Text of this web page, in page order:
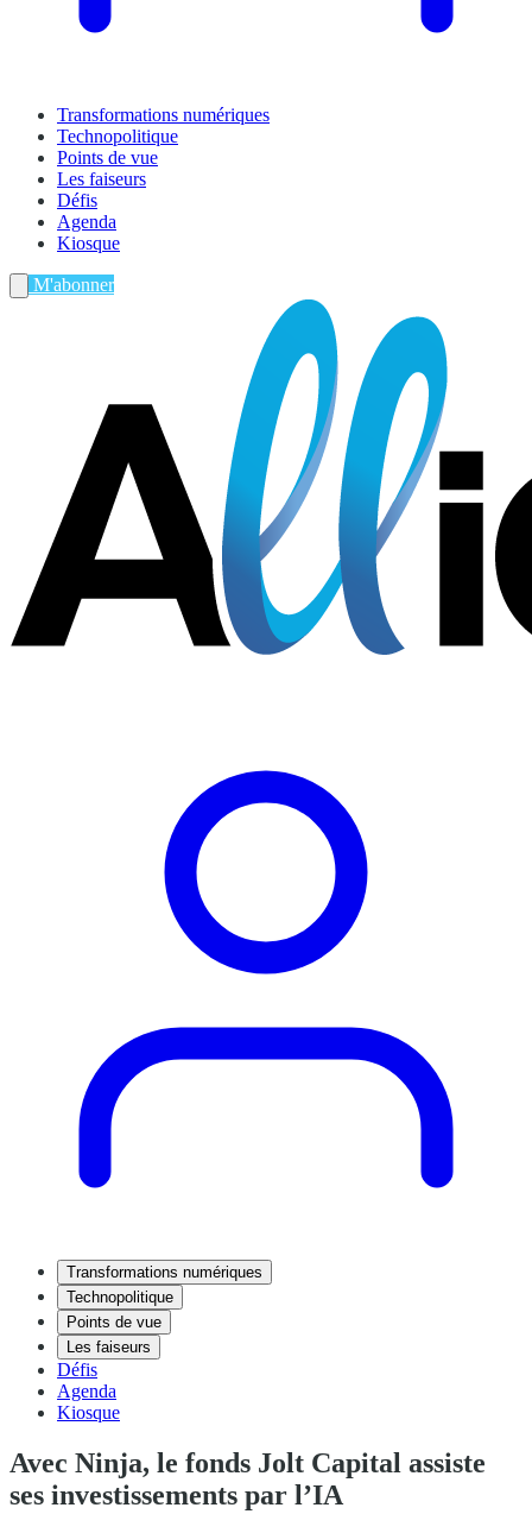
Transformations numériques
Technopolitique
Points de vue
Les faiseurs
Défis
Agenda
Kiosque
M'abonner
Transformations numériques
Technopolitique
Points de vue
Les faiseurs
Défis
Agenda
Kiosque
Avec Ninja, le fonds Jolt Capital assiste
ses investissements par l’IA